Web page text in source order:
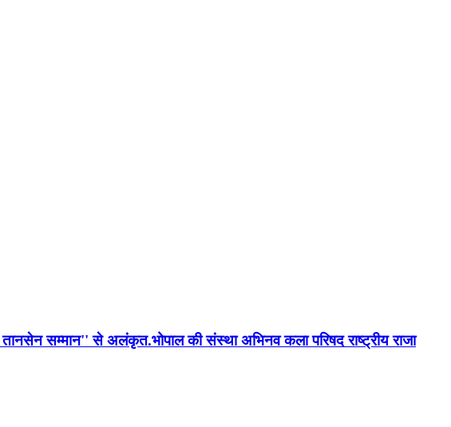
सम्मान'' से अलंकृत.भोपाल की संस्था अभिनव कला परिषद राष्ट्रीय राजा